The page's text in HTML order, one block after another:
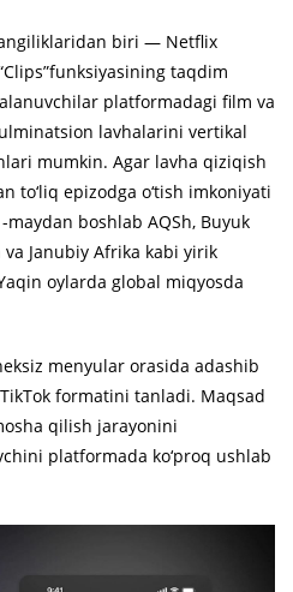
biri — Netflix
taqdim
platformadagi film va
lavhalarini vertikal
mumkin. Agar lavha qiziqish
to‘liq epizodga o‘tish imkoniyati
boshlab AQSh, Buyuk
Janubiy Afrika kabi yirik
oylarda global miqyosda
menyular orasida adashib
formatini tanladi. Maqsad
qilish jarayonini
platformada ko‘proq ushlab